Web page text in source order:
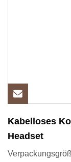
Kabelloses
Headset